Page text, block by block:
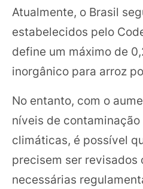
Atualmente, o Brasil
estabelecidos pelo
define um máximo de
inorgânico para arroz
No entanto, com o
níveis de
climáticas, é possível
precisem ser revisados
necessárias